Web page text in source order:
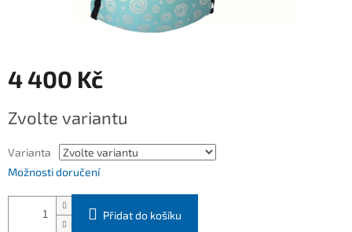
4 400 Kč
cena:
Zvolte variantu
Varianta
Možnosti doručení
Přidat do košíku